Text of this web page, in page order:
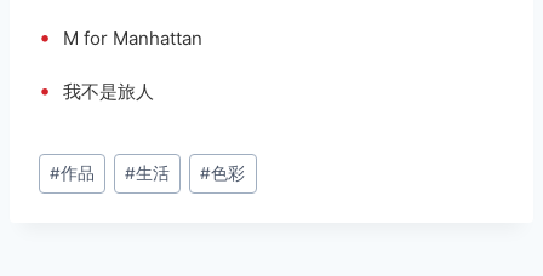
• M for Manhattan
• 我不是旅人
文
章
#作品 #生活 #色彩